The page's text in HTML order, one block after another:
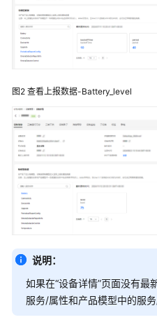
图2 查看上报数据-Battery_level
说明：
如果在“设备详情”页面没有最
服务/属性和产品模型中的服务